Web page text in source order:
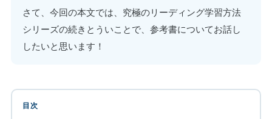
さて、今回の本文では、究極のリーディング学習方法
シリーズの続きとういことで、参考書についてお話し
したいと思います！
目次